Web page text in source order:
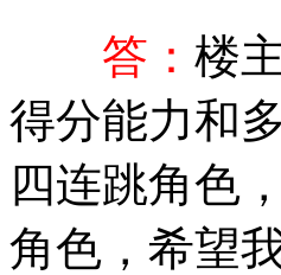
答： 楼
得分能力和
四连跳角色
角色，希望